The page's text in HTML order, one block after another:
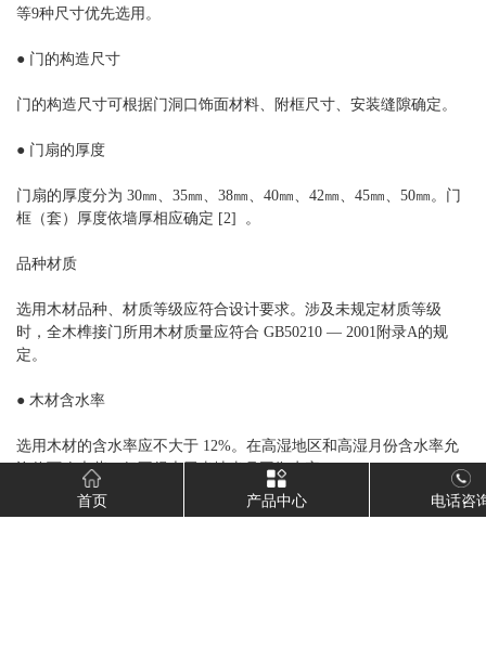
等9种尺寸优先选用。
● 门的构造尺寸
门的构造尺寸可根据门洞口饰面材料、附框尺寸、安装缝隙确定。
● 门扇的厚度
门扇的厚度分为 30㎜、35㎜、38㎜、40㎜、42㎜、45㎜、50㎜。门
框（套）厚度依墙厚相应确定 [2] 。
品种材质
选用木材品种、材质等级应符合设计要求。涉及未规定材质等级
时，全木榫接门所用木材质量应符合 GB50210 — 2001附录A的规
定。
● 木材含水率
选用木材的含水率应不大于 12%。在高湿地区和高湿月份含水率允
许值可略大些，但不得大于当地当月平衡水率。
● 胶合材
首页 产品中心 电话咨